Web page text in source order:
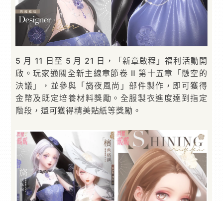
5 月 11 日至 5 月 21 日，「新章啟程」福利活動開
啟。玩家通關全新主線章節卷 Ⅱ 第十五章「懸空的
決議」，並參與「旖夜風尚」部件製作，即可獲得
金幣及既定培養材料獎勵。全服製衣進度達到指定
階段，還可獲得精美貼紙等獎勵。